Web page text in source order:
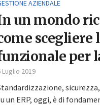
AZIENDALE
un mondo
scegliere
per
Luglio 2019
un ERP, oggi, è di